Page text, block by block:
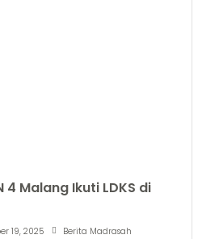
4 Malang Ikuti LDKS di
19, 2025 Berita Madrasah